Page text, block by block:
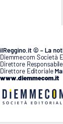
ilReggino.it © – La
Diemmecom Società
Direttore Responsabile
Direttore Editoriale
www.diemmecom.it